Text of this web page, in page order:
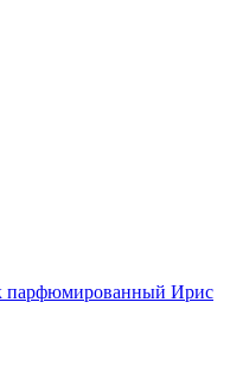
парфюмированный Ирис